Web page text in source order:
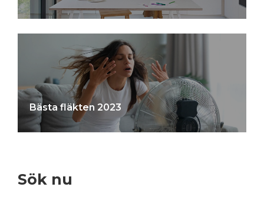
Bästa fläkten 2023
Sök nu